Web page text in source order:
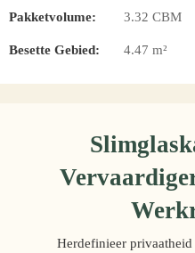
Pakketvolume: 3.32 CBM
Besette Gebied: 4.47 m²
Herdefinieer